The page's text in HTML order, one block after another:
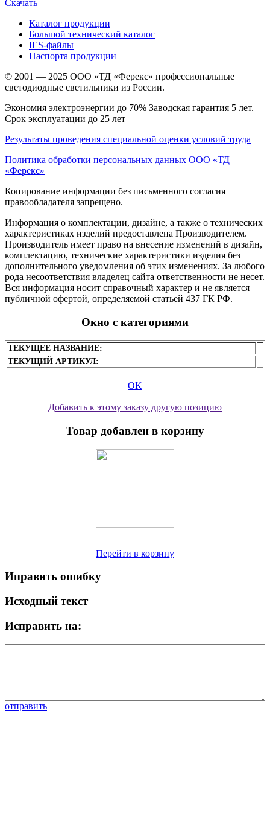
Скачать
Каталог продукции
Большой технический каталог
IES-файлы
Паспорта продукции
© 2001 — 2025 ООО «ТД «Ферекс» профессиональные
светодиодные светильники из России.
Экономия электроэнергии до 70% Заводская гарантия 5 лет.
Срок эксплуатации до 25 лет
Результаты проведения специальной оценки условий труда
Политика обработки персональных данных ООО «ТД
«Ферекс»
Копирование информации без письменного согласия
правообладателя запрещено.
Информация о комплектации, дизайне, а также о технических
характеристиках изделий предоставлена Производителем.
Производитель имеет право на внесение изменений в дизайн,
комплектацию, технические характеристики изделия без
дополнительного уведомления об этих изменениях. За любого
рода несоответствия владелец сайта ответственности не несет.
Вся информация носит справочный характер и не является
публичной офертой, определяемой статьей 437 ГК РФ.
Окно с категориями
ТЕКУЩЕЕ НАЗВАНИЕ:
ТЕКУЩИЙ АРТИКУЛ:
OK
Добавить к этому заказу другую позицию
Товар добавлен в корзину
Перейти в корзину
Иправить ошибку
Исходный текст
Исправить на:
отправить